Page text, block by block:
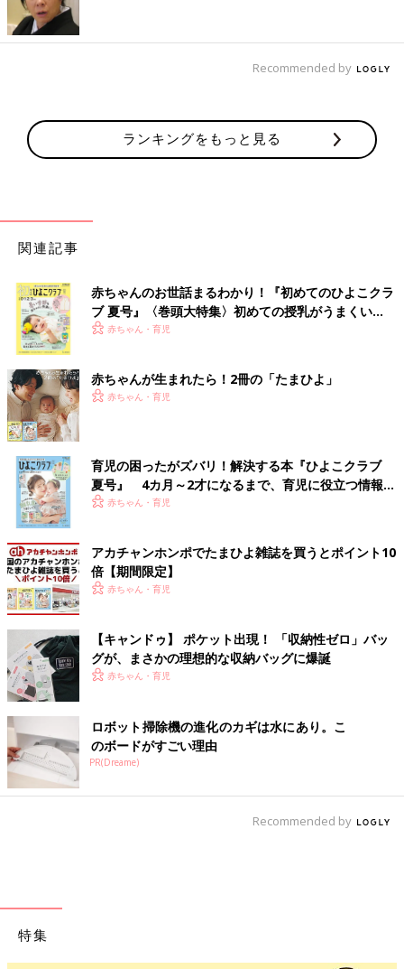
Recommended by
ランキングをもっと見る
関連記事
赤ちゃんのお世話まるわかり！『初めてのひよこクラ
ブ 夏号』〈巻頭大特集〉初めての授乳がうまくい
く！ おっぱい・ミルクの基本と夏のトラブル 解決テ
赤ちゃん・育児
赤ちゃんが生まれたら！2冊の「たまひよ」
赤ちゃん・育児
育児の困ったがズバリ！解決する本『ひよこクラブ
夏号』 4カ月～2才になるまで、育児に役立つ情報が
いっぱい！
赤ちゃん・育児
アカチャンホンポでたまひよ雑誌を買うとポイント10
倍【期間限定】
赤ちゃん・育児
【キャンドゥ】 ポケット出現！ 「収納性ゼロ」バッ
グが、まさかの理想的な収納バッグに爆誕
赤ちゃん・育児
ロボット掃除機の進化のカギは水にあり。こ
のボードがすごい理由
PR(Dreame)
Recommended by
特集